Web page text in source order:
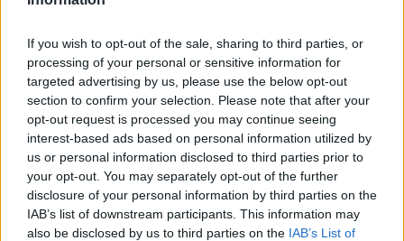
If you wish to opt-out of the sale, sharing to third parties, or
processing of your personal or sensitive information for
targeted advertising by us, please use the below opt-out
section to confirm your selection. Please note that after your
opt-out request is processed you may continue seeing
interest-based ads based on personal information utilized by
us or personal information disclosed to third parties prior to
your opt-out. You may separately opt-out of the further
disclosure of your personal information by third parties on the
IAB’s list of downstream participants. This information may
also be disclosed by us to third parties on the IAB’s List of
Provincia
Hallan sin vida al hombre
desaparecido en Santa Elena